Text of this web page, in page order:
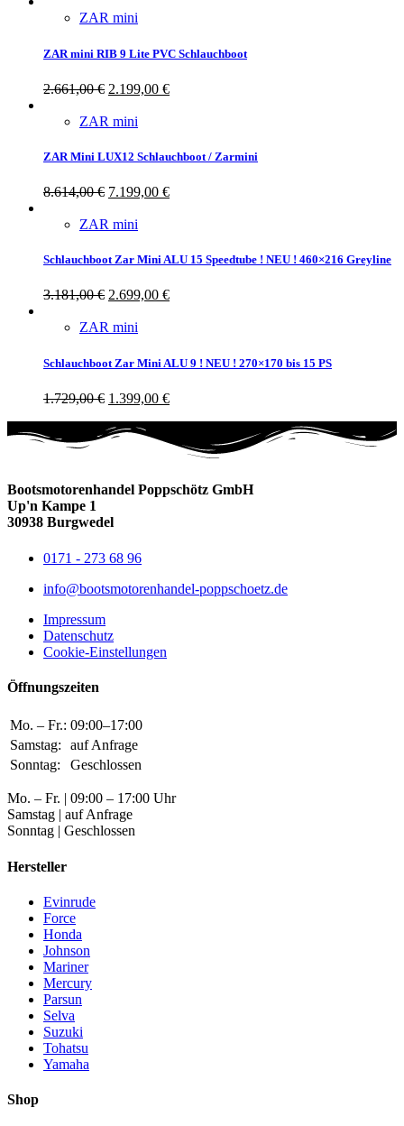
ZAR mini
ZAR mini RIB 9 Lite PVC Schlauchboot
2.661,00€ 2.199,00 €
ZAR mini
ZAR Mini LUX12 Schlauchboot / Zarmini
8.614,00€ 7.199,00 €
ZAR mini
Schlauchboot Zar Mini ALU 15 Speedtube ! NEU ! 460×216 Greyline
3.181,00€ 2.699,00 €
ZAR mini
Schlauchboot Zar Mini ALU 9 ! NEU ! 270×170 bis 15 PS
1.729,00€ 1.399,00 €
Bootsmotorenhandel Poppschötz GmbH
Up'n Kampe 1
30938 Burgwedel
0171 - 273 68 96
info@bootsmotorenhandel-poppschoetz.de
Impressum
Datenschutz
Cookie-Einstellungen
Öffnungszeiten
Mo. – Fr.: 09:00–17:00
Samstag:
auf Anfrage
Sonntag:
Geschlossen
Mo. – Fr. | 09:00 – 17:00 Uhr
Samstag | auf Anfrage
Sonntag | Geschlossen
Hersteller
Evinrude
Force
Honda
Johnson
Mariner
Mercury
Parsun
Selva
Suzuki
Tohatsu
Yamaha
Shop